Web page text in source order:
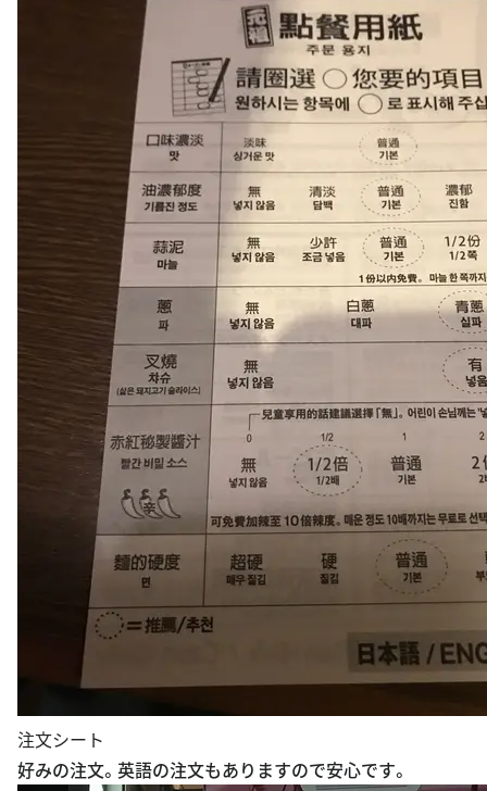
注文シート
好みの注文。英語の注文もありますので安心です。